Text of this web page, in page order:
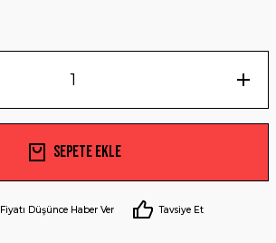
Sepete Ekle
Fiyatı Düşünce Haber Ver Tavsiye Et